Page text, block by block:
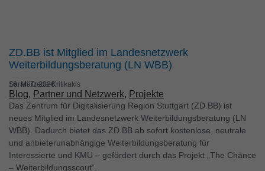
ZD.BB ist Mitglied im Landesnetzwerk
Weiterbildungsberatung (LN WBB)
Sarah Trede-Kritikakis
16. März 2026
Blog, Partner und Netzwerk, Projekte
Das Zentrum für Digitalisierung Region Stuttgart (ZD.BB) ist
neues Mitglied im Landesnetzwerk Weiterbildungsberatung (LN
WBB). Dadurch bietet das ZD.BB ab sofort kostenlose, neutrale
und anbieterunabhängige Weiterbildungsberatung für
Interessierte und KMU – gefördert durch das Projekt „The Chänce
– Weiterbildungsscout“.